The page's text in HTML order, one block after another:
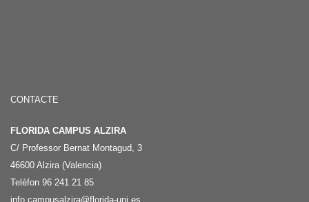
CONTACTE
FLORIDA CAMPUS ALZIRA
C/ Professor Bernat Montagud, 3
46600 Alzira (Valencia)
Telèfon 96 241 21 85
info.campusalzira@florida-uni.es